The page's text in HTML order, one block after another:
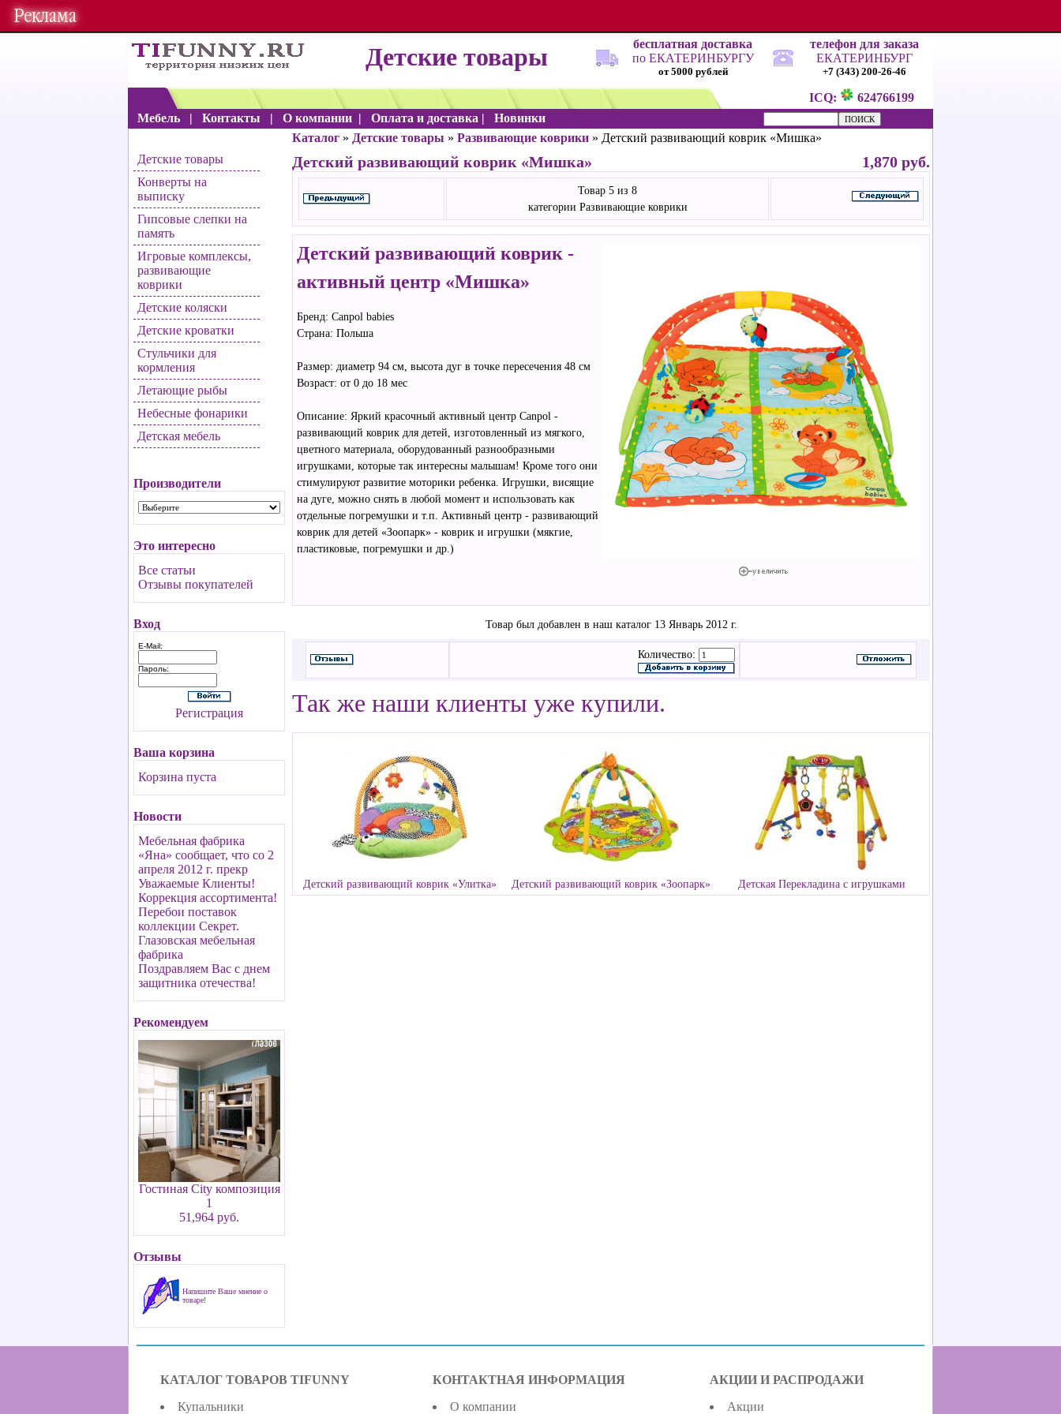
Детские товары
бесплатная доставка
по ЕКАТЕРИНБУРГУ
от 5000 рублей
телефон для заказа
ЕКАТЕРИНБУРГ
+7 (343) 200-26-46
ICQ:
624766199
Мебель
| Контакты | О компании | Оплата и доставка | Новинки
Детские товары
Конверты на
выписку
Гипсовые слепки на
память
Игровые комплексы,
развивающие
коврики
Детские коляски
Детские кроватки
Стульчики для
кормления
Летающие рыбы
Небесные фонарики
Детская мебель
Производители
Это интересно
Все статьи
Отзывы покупателей
Вход
E-Mail:
Пароль:
Регистрация
Ваша корзина
Корзина пуста
Новости
Мебельная фабрика
«Яна» сообщает, что со 2
апреля 2012 г. прекр
Уважаемые Клиенты!
Коррекция ассортимента!
Перебои поставок
коллекции Секрет.
Глазовская мебельная
фабрика
Поздравляем Вас с днем
защитника отечества!
Рекомендуем
Гостиная City композиция
1
51,964 руб.
Отзывы
Напишите Ваше мнение о
товаре!
Каталог » Детские товары » Развивающие коврики » Детский развивающий коврик «Мишка»
Детский развивающий коврик «Мишка» 1,870 руб.
Товар 5 из 8
категории Развивающие коврики
Детский развивающий коврик -
активный центр «Мишка»
Бренд: Canpol babies
Страна: Польша
Размер: диаметр 94 см, высота дуг в точке пересечения 48 см
Возраст: от 0 до 18 мес
Описание: Яркий красочный активный центр Canpol -
развивающий коврик для детей, изготовленный из мягкого,
цветного материала, оборудованный разнообразными
игрушками, которые так интересны малышам! Кроме того они
стимулируют развитие моторики ребенка. Игрушки, висящие
на дуге, можно снять в любой момент и использовать как
отдельные погремушки и т.п. Активный центр - развивающий
коврик для детей «Зоопарк» - коврик и игрушки (мякгие,
пластиковые, погремушки и др.)
Товар был добавлен в наш каталог 13 Январь 2012 г.
Количество:
Так же наши клиенты уже купили.
Детский развивающий коврик «Улитка» Детский развивающий коврик «Зоопарк» Детская Перекладина с игрушками
КАТАЛОГ ТОВАРОВ TIFUNNY
Купальники
КОНТАКТНАЯ ИНФОРМАЦИЯ
О компании
АКЦИИ И РАСПРОДАЖИ
Акции